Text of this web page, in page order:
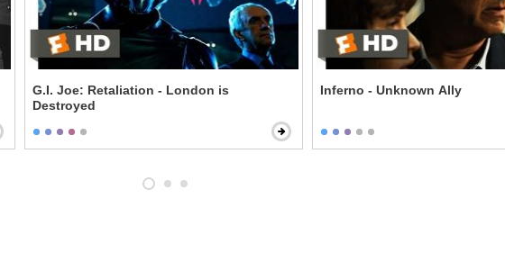
G.I. Joe: Retaliation - London is
Destroyed
Inferno - Unknown Ally